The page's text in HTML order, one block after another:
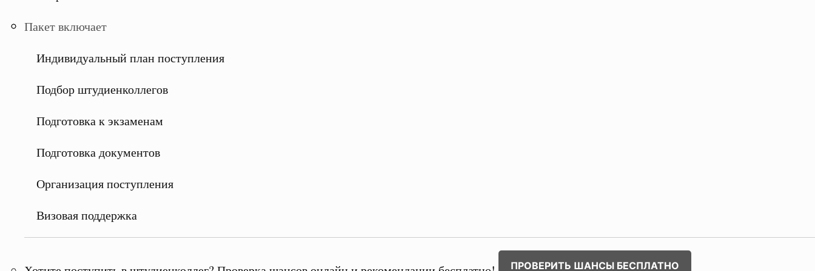
Пакет включает
Индивидуальный план поступления
Подбор штудиенколлегов
Подготовка к экзаменам
Подготовка документов
Организация поступления
Визовая поддержка
ПРОВЕРИТЬ ШАНСЫ БЕСПЛАТНО